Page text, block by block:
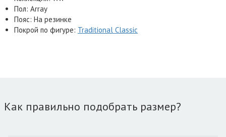
Пол: Array
Пояс: На резинке
Покрой по фигуре: Traditional Classic
Как правильно подобрать размер?